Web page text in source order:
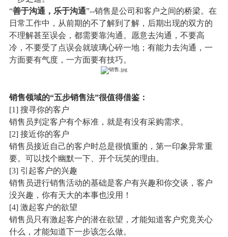
“善于沟通，乐于沟通”--销售是公司和客户之间的桥梁。在
日常工作中，从前期的不了解到了解，后期出现的双方的
不理解甚至误会，都需要靠沟通。愿意去沟通，不要高
冷，不要受了点误会就玻璃心碎一地；有能力去沟通，一
方面要有气度，一方面要有技巧。
销售领域的“五步销售法”很值得借鉴：
[1] 搜寻你的客户
销售员判定客户有个标准，就是有没有采购需求。
[2] 接近你的客户
销售员接近自己的客户时总是很慎重的，第一印象异常重
要。可以找个幽默一下、开个玩笑的理由。
[3] 引起客户的兴趣
销售员进行销售活动的基础是客户有兴趣和你交谈，客户
没兴趣，你有天大的本事也没用！
[4] 激起客户的欲望
销售员只有激起客户的潜在欲望，才能知道客户究竟关心
什么，才能知道下一步该怎么做。